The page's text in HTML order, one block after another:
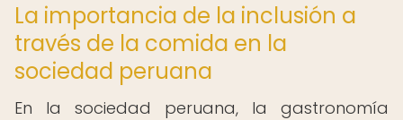
La importancia de la inclusión a
través de la comida en la
sociedad peruana
En la sociedad peruana, la gastronomía